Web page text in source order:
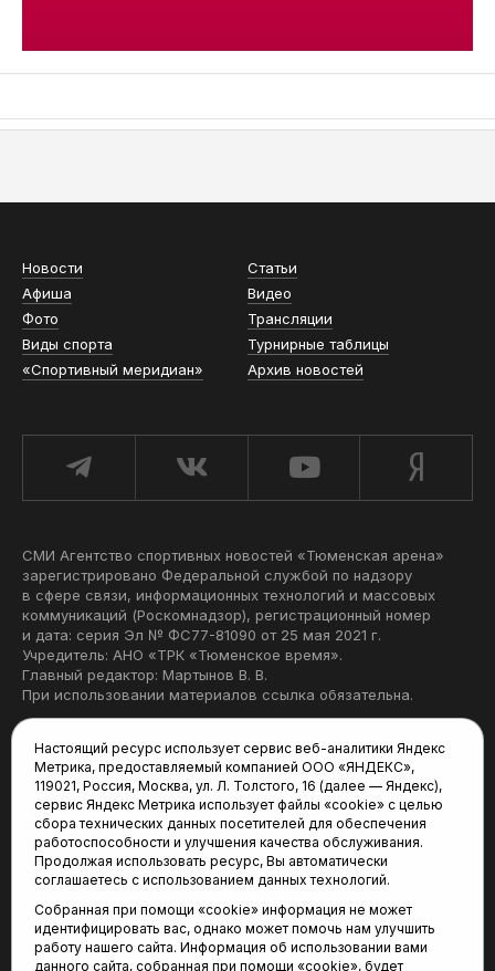
Новости
Статьи
Афиша
Видео
Фото
Трансляции
Виды спорта
Турнирные таблицы
«Спортивный меридиан»
Архив новостей
СМИ Агентство спортивных новостей «Тюменская арена»
зарегистрировано Федеральной службой по надзору
в сфере связи, информационных технологий и массовых
коммуникаций (Роскомнадзор), регистрационный номер
и дата: серия Эл № ФС77-81090 от 25 мая 2021 г.
Учредитель: АНО «ТРК «Тюменское время».
Главный редактор: Мартынов В. В.
При использовании материалов ссылка обязательна.
Редакция:
625035, Тюмень, пр. Геологоразведчиков, 28А
(3452) 68-22-28
tum-arena@mail.ru
Отдел продаж:
(3452) 68-89-78
kotovaev@sibinformburo.ru
Настоящий ресурс использует сервис веб-аналитики Яндекс
Метрика, предоставляемый компанией ООО «ЯНДЕКС»,
119021, Россия, Москва, ул. Л. Толстого, 16 (далее — Яндекс),
сервис Яндекс Метрика использует файлы «cookie» с целью
сбора технических данных посетителей для обеспечения
работоспособности и улучшения качества обслуживания.
Продолжая использовать ресурс, Вы автоматически
соглашаетесь с использованием данных технологий.
Собранная при помощи «cookie» информация не может
идентифицировать вас, однако может помочь нам улучшить
работу нашего сайта. Информация об использовании вами
данного сайта, собранная при помощи «cookie», будет